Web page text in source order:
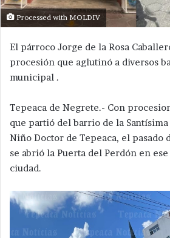
Processed with MOLDIV
El párroco Jorge de la Rosa
procesión que aglutinó a diversos
municipal .
Tepeaca de Negrete.- Con
que partió del barrio de la
Niño Doctor de Tepeaca, el pasado
se abrió la Puerta del Perdón en
ciudad.